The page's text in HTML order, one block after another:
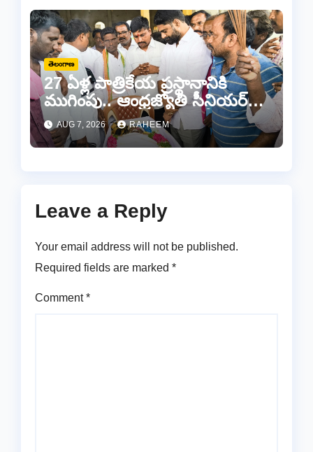
తెలంగాణ
27 ఏళ్ల పాత్రికేయ ప్రస్థానానికి
ముగింపు.. ఆంధ్రజ్యోతి సీనియర్
జర్నలిస్టు సల్ల ఆశన్నకు కన్నీటి
వీడ్కోలు…
AUG 7, 2026 RAHEEM
Leave a Reply
Your email address will not be published.
Required fields are marked *
Comment*